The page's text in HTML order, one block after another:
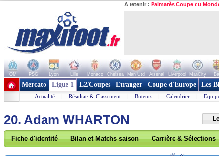
A retenir : Palmarès Coupe du
OM PSG Lyon Lille Monaco Chelsea Man Utd Arsenal Liverpool ManCity
+ de clubs
Mercato Ligue 1 L2/Coupes Etranger Coupe d'Europe Les
Actualité | Résultats & Classement | Buteurs | Calendrier |
20. Adam WHARTON
Fiche d'identité Bilan et Matchs saison Carrière & Sélections